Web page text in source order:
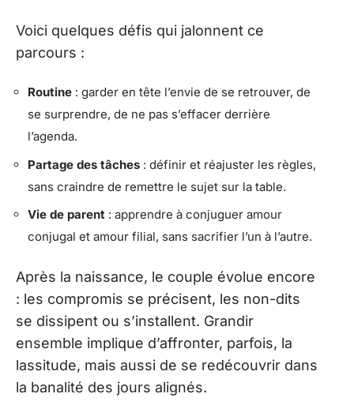
Voici quelques défis qui jalonnent ce
parcours :
Routine : garder en tête l’envie de se retrouver, de
se surprendre, de ne pas s’effacer derrière
l’agenda.
Partage des tâches : définir et réajuster les règles,
sans craindre de remettre le sujet sur la table.
Vie de parent : apprendre à conjuguer amour
conjugal et amour filial, sans sacrifier l’un à l’autre.
Après la naissance, le couple évolue encore
: les compromis se précisent, les non-dits
se dissipent ou s’installent. Grandir
ensemble implique d’affronter, parfois, la
lassitude, mais aussi de se redécouvrir dans
la banalité des jours alignés.